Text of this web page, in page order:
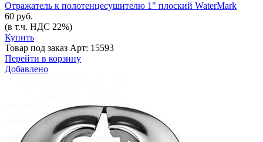
Отражатель к полотенцесушителю 1" плоский WaterMark
60 руб.
(в т.ч. НДС 22%)
Купить
Товар под заказ Арт: 15593
Перейти в корзину
Добавлено